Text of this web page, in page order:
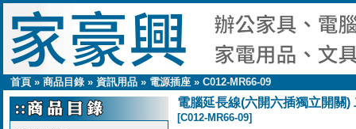
首頁 » 商品目錄» 資訊用品 » 電源插座 » C012-MR66-09
電腦延長線(六開六插獨立開關
[C012-MR66-09]